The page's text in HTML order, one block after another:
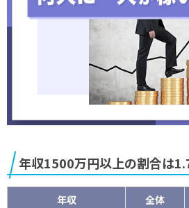
年収1500万円以上の割合は
年収 全体